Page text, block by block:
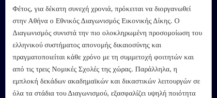
Φέτος, για δέκατη συνεχή χρονιά, πρόκειται να διοργανωθεί
στην Αθήνα ο Εθνικός Διαγωνισμός Εικονικής Δίκης. Ο
Διαγωνισμός συνιστά την πιο ολοκληρωμένη προσομοίωση του
ελληνικού συστήματος απονομής δικαιοσύνης και
πραγματοποιείται κάθε χρόνο με τη συμμετοχή φοιτητών και
από τις τρεις Νομικές Σχολές της χώρας. Παράλληλα, η
εμπλοκή δεκάδων ακαδημαϊκών και δικαστικών λειτουργών σε
όλα τα στάδια του Διαγωνισμού, εξασφαλίζει υψηλή ποιότητα